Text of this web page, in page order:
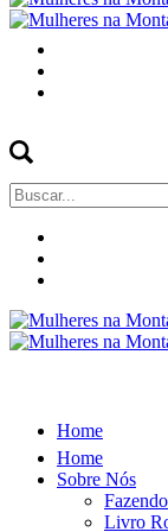
Buscar
por:
Home
Home
Sobre Nós
Livro